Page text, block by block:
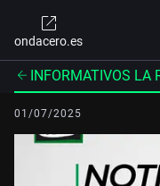
ondacero.es
INFORMATIVOS LA
01/07/2025